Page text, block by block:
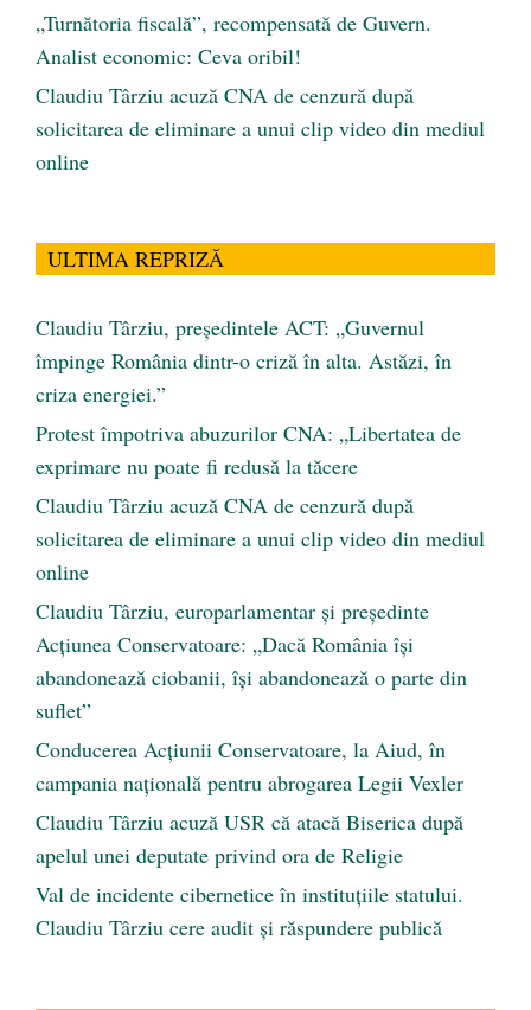
„Turnătoria fiscală”, recompensată de Guvern.
Analist economic: Ceva oribil!
Claudiu Târziu acuză CNA de cenzură după
solicitarea de eliminare a unui clip video din mediul
online
ULTIMA REPRIZĂ
Claudiu Târziu, președintele ACT: „Guvernul
împinge România dintr-o criză în alta. Astăzi, în
criza energiei.”
Protest împotriva abuzurilor CNA: „Libertatea de
exprimare nu poate fi redusă la tăcere
Claudiu Târziu acuză CNA de cenzură după
solicitarea de eliminare a unui clip video din mediul
online
Claudiu Târziu, europarlamentar și președinte
Acțiunea Conservatoare: „Dacă România își
abandonează ciobanii, își abandonează o parte din
suflet”
Conducerea Acțiunii Conservatoare, la Aiud, în
campania națională pentru abrogarea Legii Vexler
Claudiu Târziu acuză USR că atacă Biserica după
apelul unei deputate privind ora de Religie
Val de incidente cibernetice în instituțiile statului.
Claudiu Târziu cere audit și răspundere publică